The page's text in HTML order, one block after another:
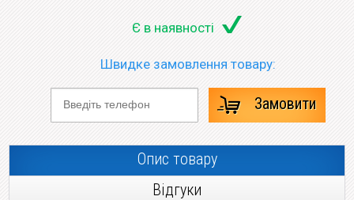
Є в наявності
Швидке замовлення товару:
Замовити
Опис товару
Відгуки